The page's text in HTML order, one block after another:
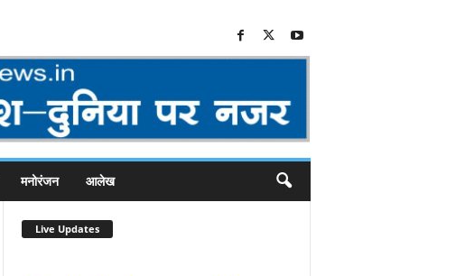
मनोरंजन आलेख
Live Updates